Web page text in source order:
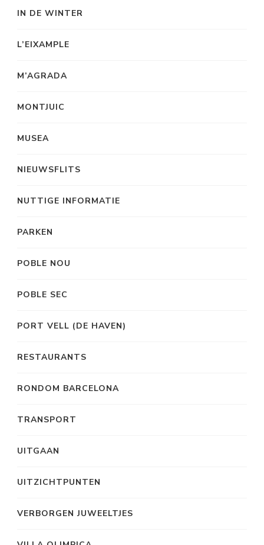
IN DE WINTER
L’EIXAMPLE
M’AGRADA
MONTJUIC
MUSEA
NIEUWSFLITS
NUTTIGE INFORMATIE
PARKEN
POBLE NOU
POBLE SEC
PORT VELL (DE HAVEN)
RESTAURANTS
RONDOM BARCELONA
TRANSPORT
UITGAAN
UITZICHTPUNTEN
VERBORGEN JUWEELTJES